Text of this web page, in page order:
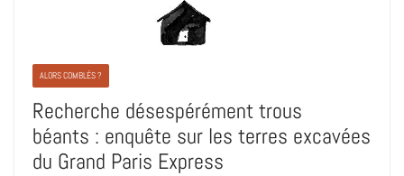
ALORS COMBLÉS ?
Recherche désespérément trous
béants : enquête sur les terres excavées
du Grand Paris Express